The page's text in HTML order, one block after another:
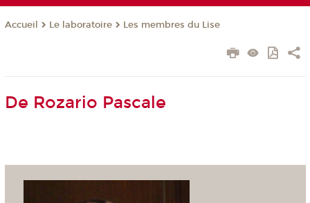
Accueil Le laboratoire Les membres du Lise
De Rozario Pascale